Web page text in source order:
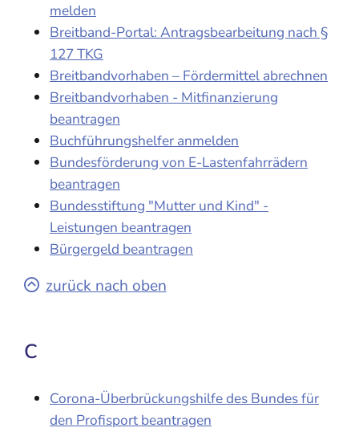
melden
Breitband-Portal: Antragsbearbeitung nach §
127 TKG
Breitbandvorhaben – Fördermittel abrechnen
Breitbandvorhaben - Mitfinanzierung
beantragen
Buchführungshelfer anmelden
Bundesförderung von E-Lastenfahrrädern
beantragen
Bundesstiftung "Mutter und Kind" -
Leistungen beantragen
Bürgergeld beantragen
zurück nach oben
C
Corona-Überbrückungshilfe des Bundes für
den Profisport beantragen